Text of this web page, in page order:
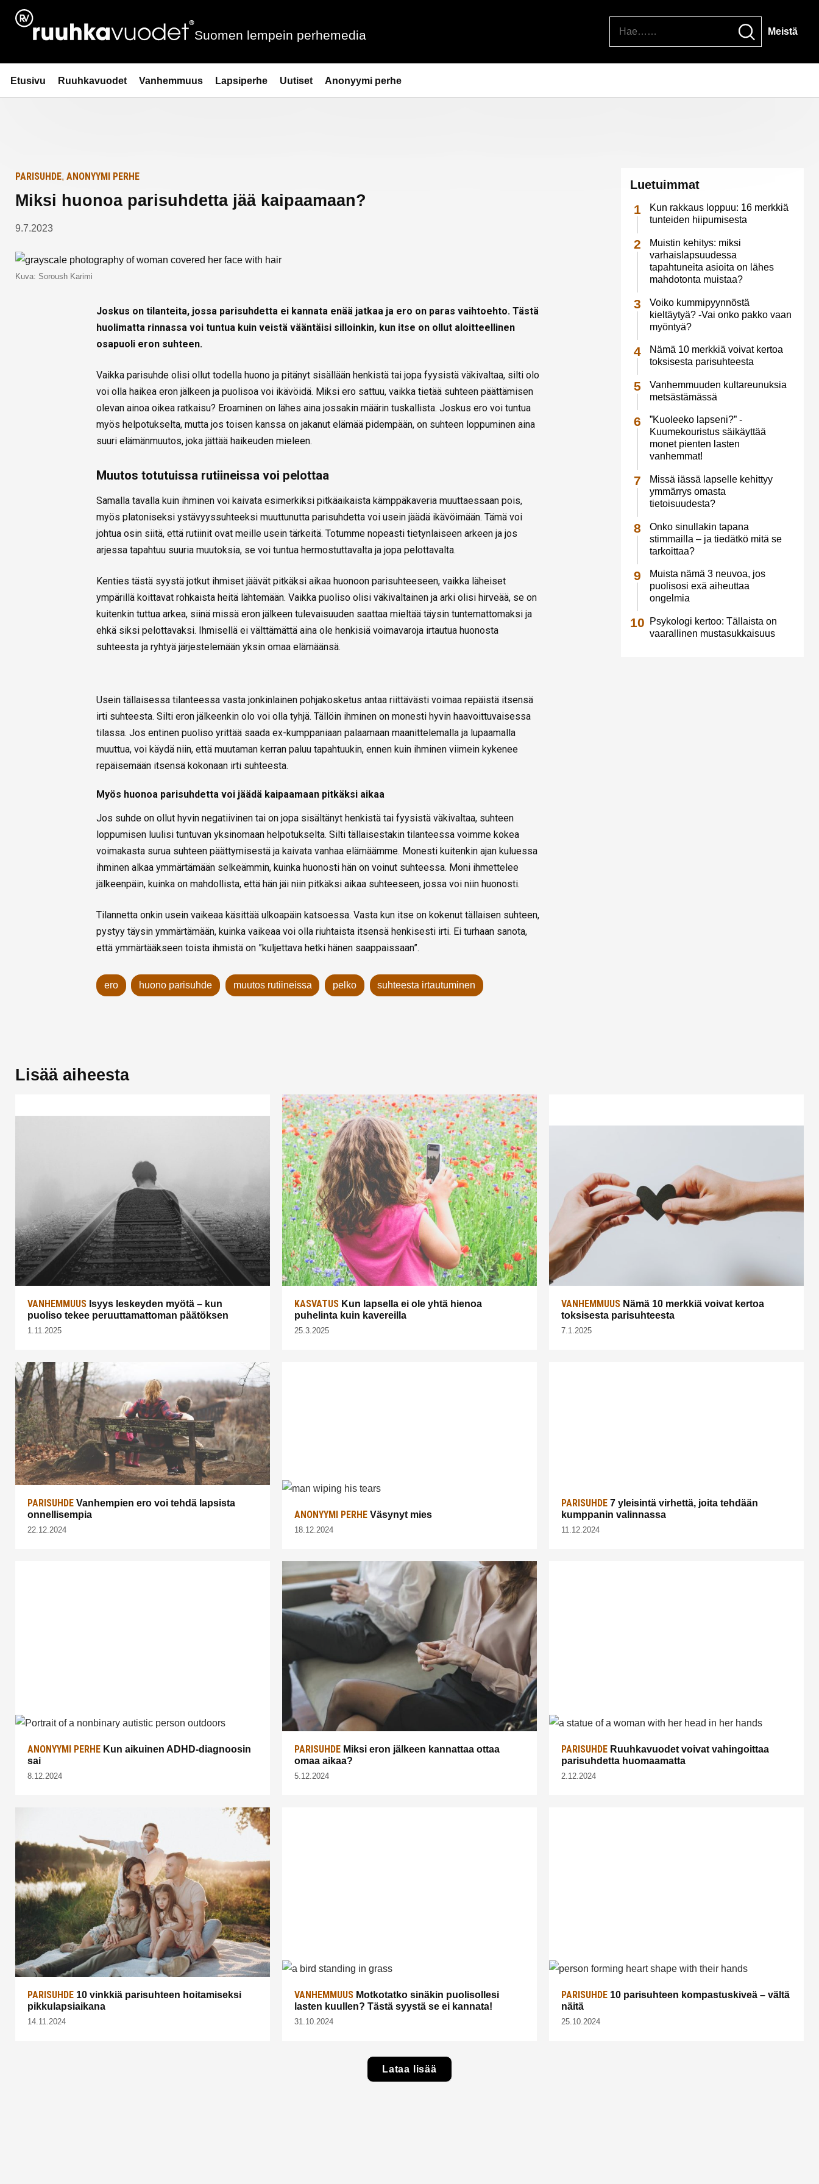
Siirry
sisältöön
Ruuhkavuodet.fi
Suomen lempein perhemedia Meistä
Etusivu Ruuhkavuodet Vanhemmuus Lapsiperhe Uutiset Anonyymi perhe
Etusivulle
PARISUHDE, ANONYYMI PERHE
Miksi huonoa parisuhdetta jää kaipaamaan?
9.7.2023
Kuva: Soroush Karimi
Joskus on tilanteita, jossa parisuhdetta ei kannata enää jatkaa ja ero on paras vaihtoehto. Tästä
huolimatta rinnassa voi tuntua kuin veistä vääntäisi silloinkin, kun itse on ollut aloitteellinen
osapuoli eron suhteen.
Vaikka parisuhde olisi ollut todella huono ja pitänyt sisällään henkistä tai jopa fyysistä väkivaltaa, silti olo
voi olla haikea eron jälkeen ja puolisoa voi ikävöidä. Miksi ero sattuu, vaikka tietää suhteen päättämisen
olevan ainoa oikea ratkaisu? Eroaminen on lähes aina jossakin määrin tuskallista. Joskus ero voi tuntua
myös helpotukselta, mutta jos toisen kanssa on jakanut elämää pidempään, on suhteen loppuminen aina
suuri elämänmuutos, joka jättää haikeuden mieleen.
Muutos totutuissa rutiineissa voi pelottaa
Samalla tavalla kuin ihminen voi kaivata esimerkiksi pitkäaikaista kämppäkaveria muuttaessaan pois,
myös platoniseksi ystävyyssuhteeksi muuttunutta parisuhdetta voi usein jäädä ikävöimään. Tämä voi
johtua osin siitä, että rutiinit ovat meille usein tärkeitä. Totumme nopeasti tietynlaiseen arkeen ja jos
arjessa tapahtuu suuria muutoksia, se voi tuntua hermostuttavalta ja jopa pelottavalta.
Kenties tästä syystä jotkut ihmiset jäävät pitkäksi aikaa huonoon parisuhteeseen, vaikka läheiset
ympärillä koittavat rohkaista heitä lähtemään. Vaikka puoliso olisi väkivaltainen ja arki olisi hirveää, se on
kuitenkin tuttua arkea, siinä missä eron jälkeen tulevaisuuden saattaa mieltää täysin tuntemattomaksi ja
ehkä siksi pelottavaksi. Ihmisellä ei välttämättä aina ole henkisiä voimavaroja irtautua huonosta
suhteesta ja ryhtyä järjestelemään yksin omaa elämäänsä.
Usein tällaisessa tilanteessa vasta jonkinlainen pohjakosketus antaa riittävästi voimaa repäistä itsensä
irti suhteesta. Silti eron jälkeenkin olo voi olla tyhjä. Tällöin ihminen on monesti hyvin haavoittuvaisessa
tilassa. Jos entinen puoliso yrittää saada ex-kumppaniaan palaamaan maanittelemalla ja lupaamalla
muuttua, voi käydä niin, että muutaman kerran paluu tapahtuukin, ennen kuin ihminen viimein kykenee
repäisemään itsensä kokonaan irti suhteesta.
Myös huonoa parisuhdetta voi jäädä kaipaamaan pitkäksi aikaa
Jos suhde on ollut hyvin negatiivinen tai on jopa sisältänyt henkistä tai fyysistä väkivaltaa, suhteen
loppumisen luulisi tuntuvan yksinomaan helpotukselta. Silti tällaisestakin tilanteessa voimme kokea
voimakasta surua suhteen päättymisestä ja kaivata vanhaa elämäämme. Monesti kuitenkin ajan kuluessa
ihminen alkaa ymmärtämään selkeämmin, kuinka huonosti hän on voinut suhteessa. Moni ihmettelee
jälkeenpäin, kuinka on mahdollista, että hän jäi niin pitkäksi aikaa suhteeseen, jossa voi niin huonosti.
Tilannetta onkin usein vaikeaa käsittää ulkoapäin katsoessa. Vasta kun itse on kokenut tällaisen suhteen,
pystyy täysin ymmärtämään, kuinka vaikeaa voi olla riuhtaista itsensä henkisesti irti. Ei turhaan sanota,
että ymmärtääkseen toista ihmistä on ”kuljettava hetki hänen saappaissaan”.
ero huono parisuhde muutos rutiineissa pelko suhteesta irtautuminen
Luetuimmat
Kun rakkaus loppuu: 16 merkkiä
tunteiden hiipumisesta
Muistin kehitys: miksi
varhaislapsuudessa
tapahtuneita asioita on lähes
mahdotonta muistaa?
Voiko kummipyynnöstä
kieltäytyä? -Vai onko pakko vaan
myöntyä?
Nämä 10 merkkiä voivat kertoa
toksisesta parisuhteesta
Vanhemmuuden kultareunuksia
metsästämässä
”Kuoleeko lapseni?” -
Kuumekouristus säikäyttää
monet pienten lasten
vanhemmat!
Missä iässä lapselle kehittyy
ymmärrys omasta
tietoisuudesta?
Onko sinullakin tapana
stimmailla – ja tiedätkö mitä se
tarkoittaa?
Muista nämä 3 neuvoa, jos
puolisosi exä aiheuttaa
ongelmia
Psykologi kertoo: Tällaista on
vaarallinen mustasukkaisuus
Lisää aiheesta
VANHEMMUUS Isyys leskeyden myötä – kun
puoliso tekee peruuttamattoman päätöksen
1.11.2025
KASVATUS Kun lapsella ei ole yhtä hienoa
puhelinta kuin kavereilla
25.3.2025
VANHEMMUUS Nämä 10 merkkiä voivat kertoa
toksisesta parisuhteesta
7.1.2025
PARISUHDE Vanhempien ero voi tehdä lapsista
onnellisempia
22.12.2024
ANONYYMI PERHE Väsynyt mies
18.12.2024
PARISUHDE 7 yleisintä virhettä, joita tehdään
kumppanin valinnassa
11.12.2024
ANONYYMI PERHE Kun aikuinen ADHD-diagnoosin
sai
8.12.2024
PARISUHDE Miksi eron jälkeen kannattaa ottaa
omaa aikaa?
5.12.2024
PARISUHDE Ruuhkavuodet voivat vahingoittaa
parisuhdetta huomaamatta
2.12.2024
PARISUHDE 10 vinkkiä parisuhteen hoitamiseksi
pikkulapsiaikana
14.11.2024
VANHEMMUUS Motkotatko sinäkin puolisollesi
lasten kuullen? Tästä syystä se ei kannata!
31.10.2024
PARISUHDE 10 parisuhteen kompastuskiveä – vältä
näitä
25.10.2024
Lataa lisää